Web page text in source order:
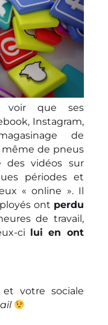
voir que ses
Instagram,
de
de pneus
des vidéos sur
périodes et
« online ». Il
ont perdu
de travail,
ci lui en ont
et votre sociale